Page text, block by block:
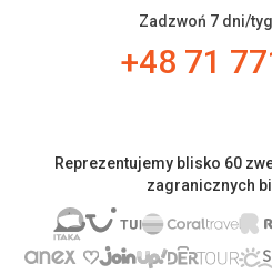
Zadzwoń 7 dni/
+48 71
Reprezentujemy blisko 60
zagranicznych